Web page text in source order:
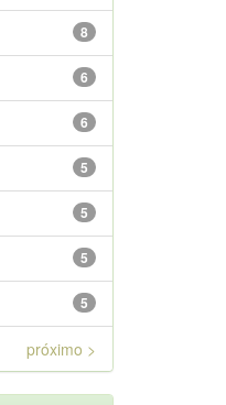
8
6
6
5
5
5
5
próximo >